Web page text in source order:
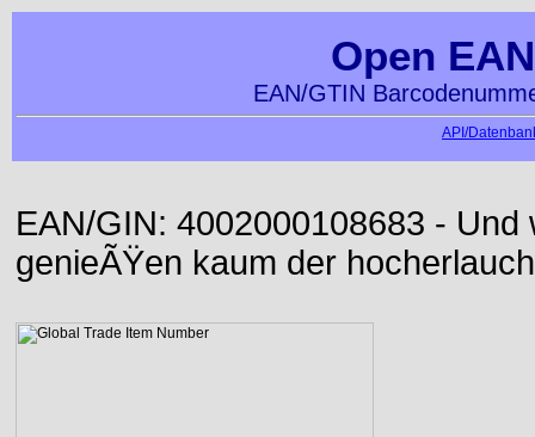
Open
EAN/GTIN
API/
EAN/GIN: 4002000108683 -
genieÃŸen kaum der